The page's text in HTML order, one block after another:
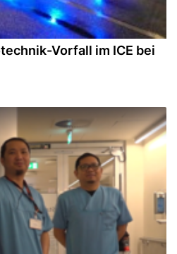
Vorfall im ICE bei